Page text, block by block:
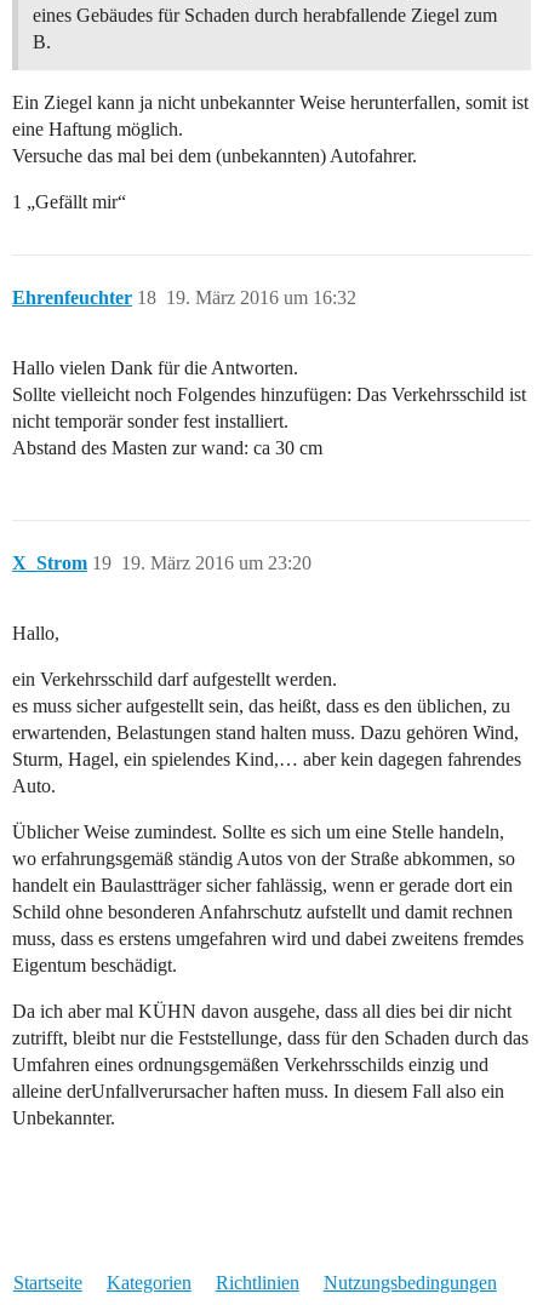
eines Gebäudes für Schaden durch herabfallende Ziegel zum
B.
Ein Ziegel kann ja nicht unbekannter Weise herunterfallen, somit ist
eine Haftung möglich.
Versuche das mal bei dem (unbekannten) Autofahrer.
1 „Gefällt mir“
Ehrenfeuchter 19. März 2016 um 16:32
18
Hallo vielen Dank für die Antworten.
Sollte vielleicht noch Folgendes hinzufügen: Das Verkehrsschild ist
nicht temporär sonder fest installiert.
Abstand des Masten zur wand: ca 30 cm
X_Strom 19. März 2016 um 23:20
19
Hallo,
ein Verkehrsschild darf aufgestellt werden.
es muss sicher aufgestellt sein, das heißt, dass es den üblichen, zu
erwartenden, Belastungen stand halten muss. Dazu gehören Wind,
Sturm, Hagel, ein spielendes Kind,… aber kein dagegen fahrendes
Auto.
Üblicher Weise zumindest. Sollte es sich um eine Stelle handeln,
wo erfahrungsgemäß ständig Autos von der Straße abkommen, so
handelt ein Baulastträger sicher fahlässig, wenn er gerade dort ein
Schild ohne besonderen Anfahrschutz aufstellt und damit rechnen
muss, dass es erstens umgefahren wird und dabei zweitens fremdes
Eigentum beschädigt.
Da ich aber mal KÜHN davon ausgehe, dass all dies bei dir nicht
zutrifft, bleibt nur die Feststellunge, dass für den Schaden durch das
Umfahren eines ordnungsgemäßen Verkehrsschilds einzig und
alleine derUnfallverursacher haften muss. In diesem Fall also ein
Unbekannter.
Startseite Kategorien Richtlinien Nutzungsbedingungen